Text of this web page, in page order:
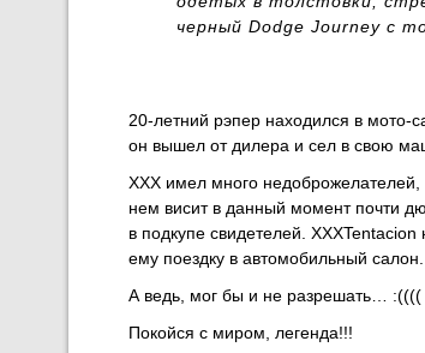
черный Dodge Journey с
20-летний рэпер находился в мото-
он вышел от дилера и сел в свою
XXX имел много недоброжелателей,
нем висит в данный момент почти
в подкупе свидетелей.
ему поездку в автомобильный салон.
А ведь, мог бы и не разрешать… :((((
Покойся с миром, легенда!!!